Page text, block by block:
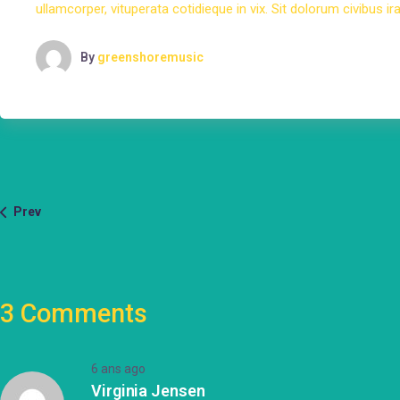
ullamcorper, vituperata cotidieque in vix. Sit dolorum civibus ira
By greenshoremusic
Prev
3 Comments
6 ans ago
Virginia Jensen